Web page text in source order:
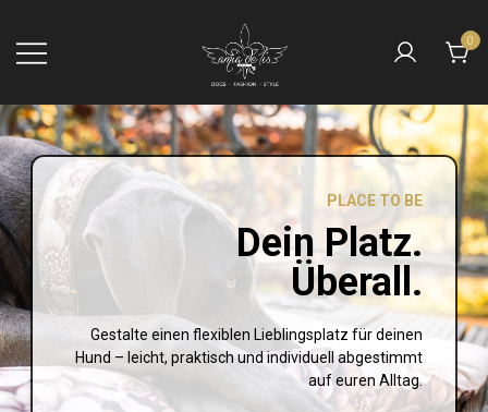
AMIA DE LIS
Die Manufaktur mit
dem Engel
0
PLACE TO BE
Dein Platz.
Überall.
Gestalte einen flexiblen Lieblingsplatz für deinen
Hund – leicht, praktisch und individuell abgestimmt
auf euren Alltag.